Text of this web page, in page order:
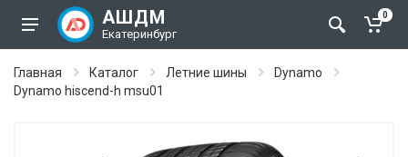
АШДМ
Екатеринбург
0
Главная Каталог Летние шины
Dynamo
Dynamo hiscend-h msu01